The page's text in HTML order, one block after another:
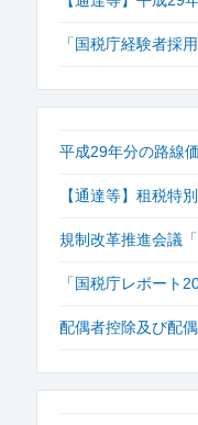
「国税庁経験者採
平成29年分の路線
【通達等】租税特
規制改革推進会議
「国税庁レポート
配偶者控除及び配